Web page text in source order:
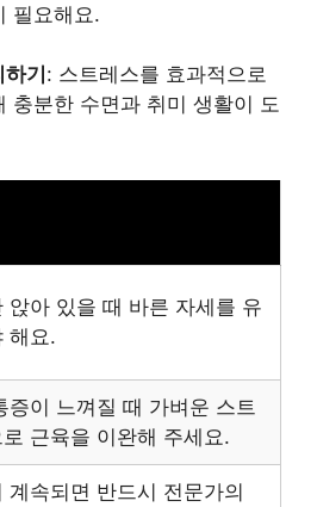
필요해요.
기 : 스트레스를 효과적으로
충분한 수면과 취미 생활이 도
앉아 있을 때 바른 자세를 유
해요.
증이 느껴질 때 가벼운 스트
근육을 이완해 주세요.
계속되면 반드시 전문가의